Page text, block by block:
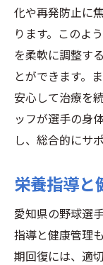
化や再発防止に
ります。このよ
を柔軟に調整す
とができます。
安心して治療を
ッフが選手の身
し、総合的にサ
栄養指導と
愛知県の野球選
指導と健康管理
期回復には、適